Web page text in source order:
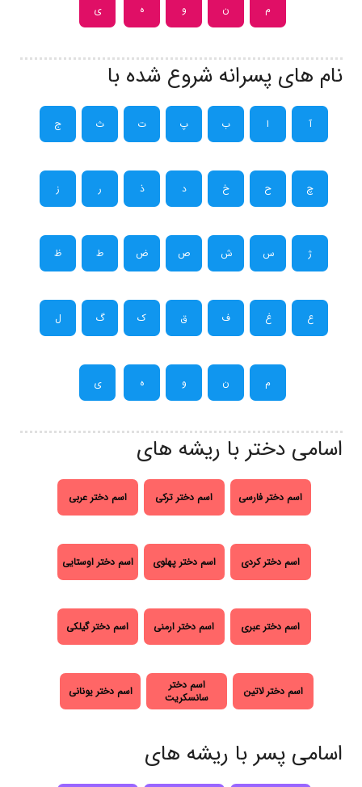
م ن و ه ی
نام های پسرانه شروع شده با
آ ا ب پ ت ث ج
چ ح خ د ذ ر ز
ژ س ش ص ض ط ظ
ع غ ف ق ک گ ل
م ن و ه ی
اسامی دختر با ریشه های
اسم دختر فارسی اسم دختر ترکی اسم دختر عربی
اسم دختر کردی اسم دختر پهلوی اسم دختر اوستایی
اسم دختر عبری اسم دختر ارمنی اسم دختر گیلکی
اسم دختر لاتین
اسم دختر
سانسکریت
اسم دختر یونانی
اسامی پسر با ریشه های